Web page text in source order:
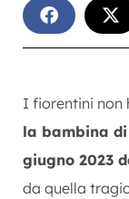
I fiorentini non
la bambina
giugno 2023
da quella